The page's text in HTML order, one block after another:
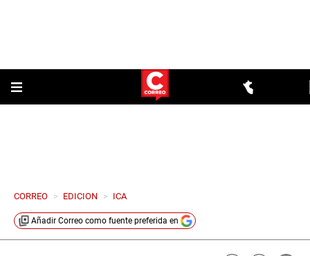
CORREO > EDICION > ICA
Añadir Correo como fuente preferida en